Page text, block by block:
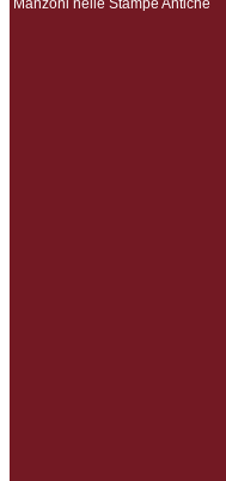
Manzoni nelle Stampe Antiche